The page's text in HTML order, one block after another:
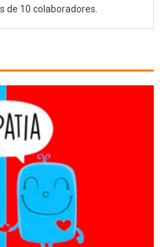
de 10 colaboradores.